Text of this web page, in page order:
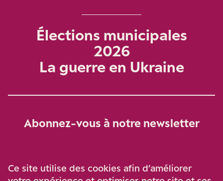
Élections municipales
2026
La guerre en Ukraine
Abonnez-vous à notre newsletter
Ce site utilise des cookies afin d’améliorer